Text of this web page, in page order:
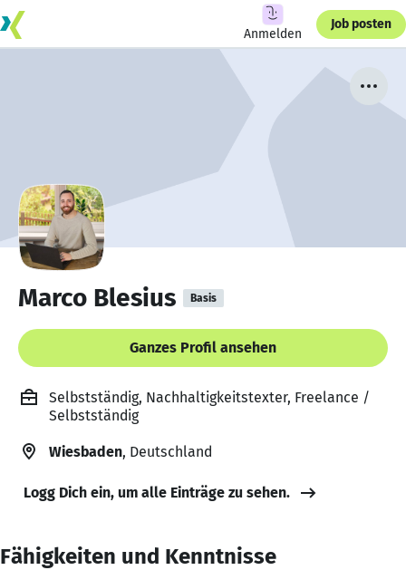
Anmelden
Job posten
Marco Blesius Basis
Ganzes Profil ansehen
Selbstständig, Nachhaltigkeitstexter, Freelance /
Selbstständig
Wiesbaden, Deutschland
Logg Dich ein, um alle Einträge zu sehen.
Fähigkeiten und Kenntnisse